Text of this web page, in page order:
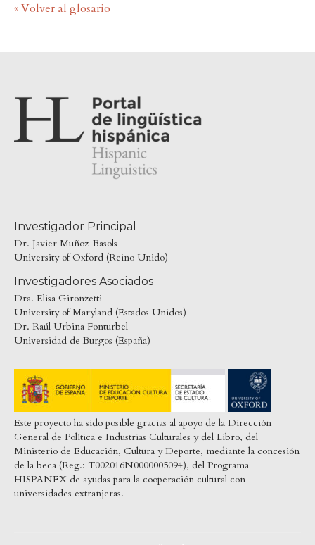
« Volver al glosario
Investigador Principal
Dr. Javier Muñoz-Basols
University of Oxford (Reino Unido)
Investigadores Asociados
Dra. Elisa Gironzetti
University of Maryland (Estados Unidos)
Dr. Raúl Urbina Fonturbel
Universidad de Burgos (España)
Este proyecto ha sido posible gracias al apoyo de la Dirección
General de Política e Industrias Culturales y del Libro, del
Ministerio de Educación, Cultura y Deporte, mediante la concesión
de la beca (Reg.: T002016N0000005094), del Programa
HISPANEX de ayudas para la cooperación cultural con
universidades extranjeras.